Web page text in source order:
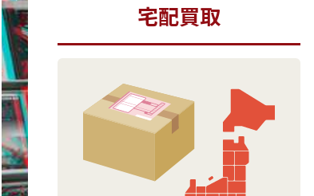
宅配買取